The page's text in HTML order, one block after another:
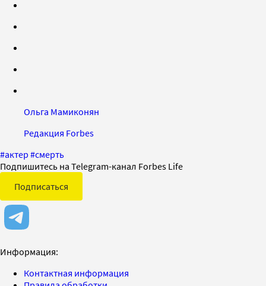
Ольга Мамиконян
Редакция Forbes
#актер #смерть
Подпишитесь на Telegram-канал Forbes Life
Подписаться
Информация:
Контактная информация